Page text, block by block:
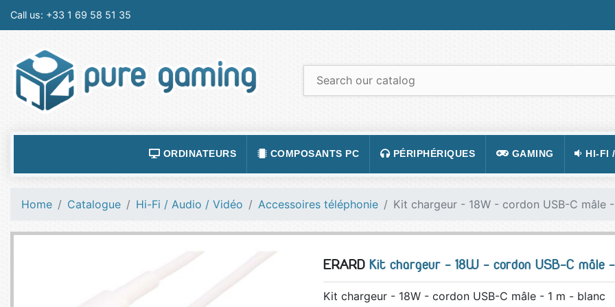
Call us: +33 1 69 58 51 35
ORDINATEURS
ACCESSOIRES ORDINATEURS PORTABLES
LOGICIELS
COMPOSANTS PC
ALIMENTATION
CARTE MÈRE
CARTE SON
PÉRIPHÉRIQUES
CLAVIER
TAPIS DE SOURIS
ÉCRAN
GAMING
CONSOLE
FIGURINES JEU
LUNETTES POUR
HI-FI
Home Catalogue Hi-Fi / Audio / Vidéo Accessoires téléphonie Kit chargeur - 18W - cordon USB-C mâle
ERARD Kit chargeur - 18W - cordon USB-C mâle
Kit chargeur - 18W - cordon USB-C mâle - 1 m - blanc